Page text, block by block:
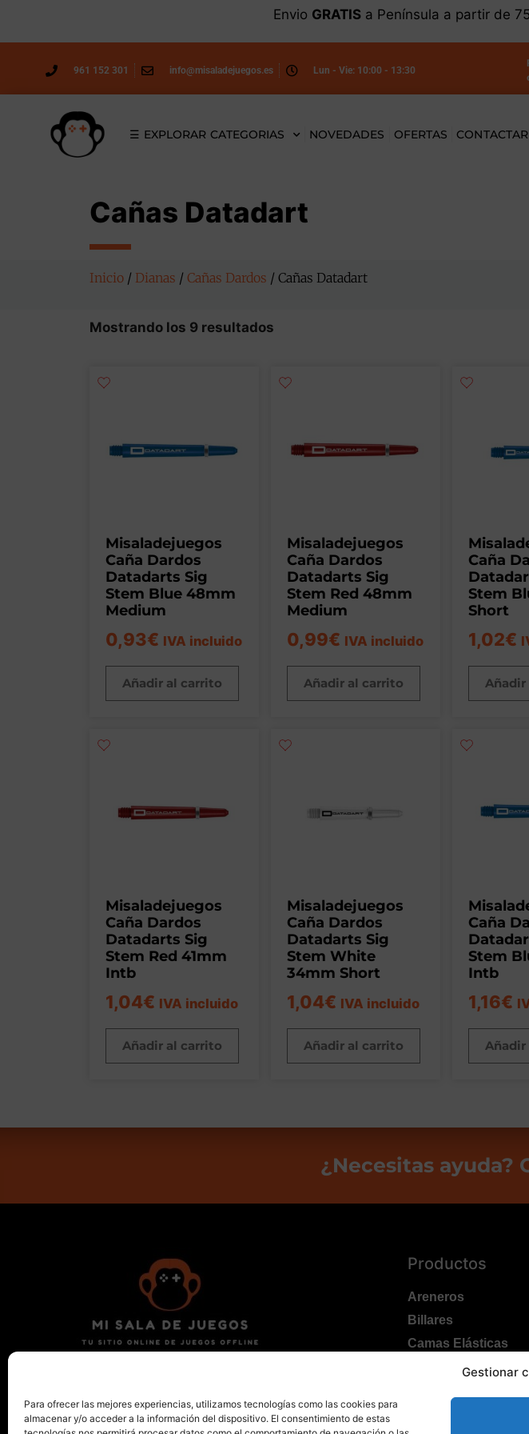
Gestionar
Para ofrecer las mejores experiencias, utilizamos tecnologías como las cookies para
almacenar y/o acceder a la información del dispositivo. El consentimiento de estas
Envio GRATIS a Península a partir de
961 152 301 info@misaladejuegos.es Lun - Vie: 10:00 - 13:30
☰ EXPLORAR CATEGORIAS NOVEDADES OFERTAS CONTACTAR
Cañas Datadart
Inicio / Dianas / Cañas Dardos / Cañas Datadart
Mostrando los 9 resultados
Misaladejuegos
Caña Dardos
Datadarts Sig
Stem Blue 48mm
Medium
0,93€ IVA incluido
Añadir al carrito
Misaladejuegos
Caña Dardos
Datadarts Sig
Stem Red 48mm
Medium
0,99€ IVA incluido
Añadir al carrito
Caña
Stem
Short
1,02€
Misaladejuegos
Caña Dardos
Datadarts Sig
Stem Red 41mm
Intb
1,04€ IVA incluido
Añadir al carrito
Misaladejuegos
Caña Dardos
Datadarts Sig
Stem White
34mm Short
1,04€ IVA incluido
Añadir al carrito
Caña
Stem
Intb
1,16€
¿Necesitas ayuda?
Productos
Areneros
Billares
Camas Elásticas
Coches Kart